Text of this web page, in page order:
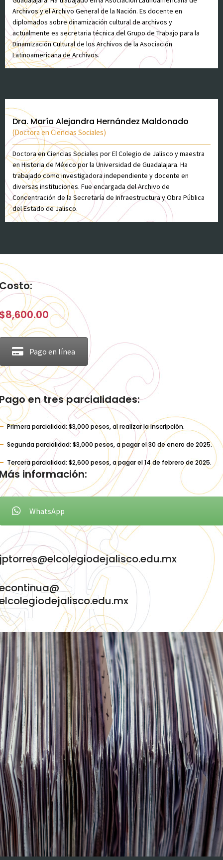
Archivos y el Archivo General de la Nación. Es docente en
diplomados sobre dinamización cultural de archivos y
actualmente es secretaria técnica del Grupo de Trabajo para la
Dinamización Cultural de los Archivos de la Asociación
Latinoamericana de Archivos.
Dra. María Alejandra Hernández Maldonado
(Doctora en Ciencias Sociales)
Doctora en Ciencias Sociales por El Colegio de Jalisco y maestra
en Historia de México por la Universidad de Guadalajara. Ha
trabajado como investigadora independiente y docente en
diversas instituciones. Fue encargada del Archivo de
Concentración de la Secretaría de Infraestructura y Obra Pública
del Estado de Jalisco.
Pago en línea
en tres parcialidades:
Primera parcialidad: $3,000 pesos, al realizar la inscripción.
Segunda parcialidad: $3,000 pesos, a pagar el 30 de enero de 2025.
Tercera parcialidad: $2,600 pesos, a pagar el 14 de febrero de 2025.
información:
WhatsApp